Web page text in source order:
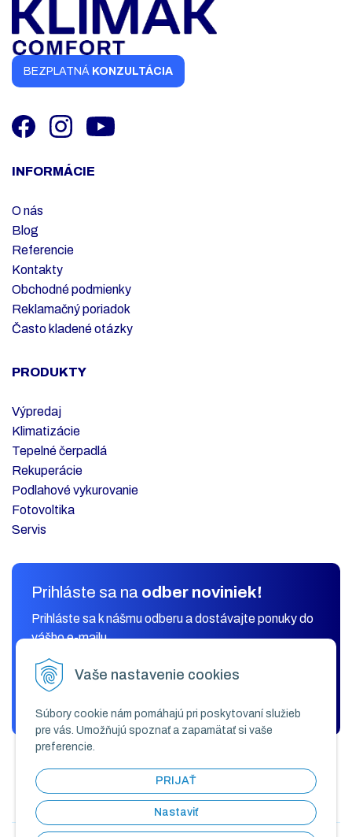
Vaše nastavenie cookies
Súbory cookie nám pomáhajú pri poskytovaní služieb
pre vás. Umožňujú spoznať a zapamätať si vaše
preferencie.
PRIJAŤ
Nastaviť
BEZPLATNÁ KONZULTÁCIA
INFORMÁCIE
O nás
Blog
Referencie
Kontakty
Obchodné podmienky
Reklamačný poriadok
Často kladené otázky
PRODUKTY
Výpredaj
Klimatizácie
Tepelné čerpadlá
Rekuperácie
Podlahové vykurovanie
Fotovoltika
Servis
Prihláste sa na odber noviniek!
Prihláste sa k nášmu odberu a dostávajte ponuky do
vášho e-mailu.